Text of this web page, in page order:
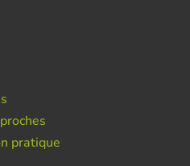
pratique